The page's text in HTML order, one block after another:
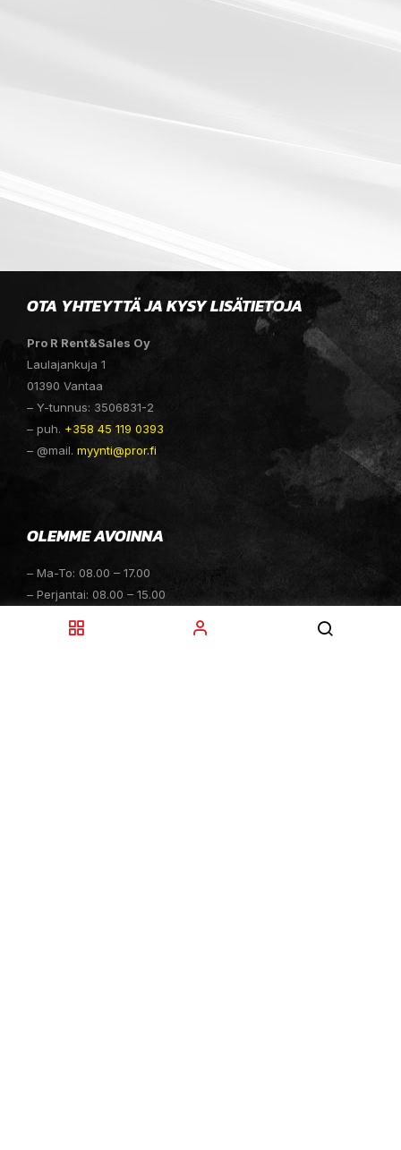
OTA YHTEYTTÄ JA KYSY LISÄTIETOJA
Pro R Rent&Sales Oy
Laulajankuja 1
01390 Vantaa
– Y-tunnus: 3506831-2
– puh. +358 45 119 0393
– @mail. myynti@pror.fi
OLEMME AVOINNA
– Ma-To: 08.00 – 17.00
– Perjantai: 08.00 – 15.00
– Sunnuntai: Suljettu